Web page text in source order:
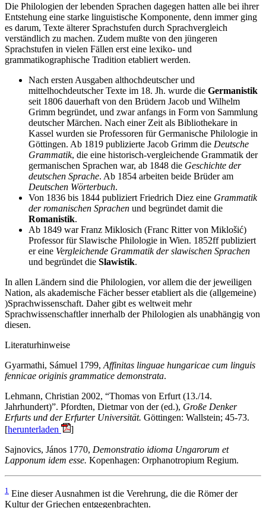
Die Philologien der lebenden Sprachen dagegen hatten alle bei ihrer
Entstehung eine starke linguistische Komponente, denn immer ging
es darum, Texte älterer Sprachstufen durch Sprachvergleich
verständlich zu machen. Zudem mußte von den jüngeren
Sprachstufen in vielen Fällen erst eine lexiko- und
grammatikographische Tradition etabliert werden.
Nach ersten Ausgaben althochdeutscher und
mittelhochdeutscher Texte im 18. Jh. wurde die Germanistik
seit 1806 dauerhaft von den Brüdern Jacob und Wilhelm
Grimm begründet, und zwar anfangs in Form von Sammlung
deutscher Märchen. Nach einer Zeit als Bibliothekare in
Kassel wurden sie Professoren für Germanische Philologie in
Göttingen. Ab 1819 publizierte Jacob Grimm die Deutsche
Grammatik, die eine historisch-vergleichende Grammatik der
germanischen Sprachen war, ab 1848 die Geschichte der
deutschen Sprache. Ab 1854 arbeiten beide Brüder am
Deutschen Wörterbuch.
Von 1836 bis 1844 publiziert Friedrich Diez eine Grammatik
der romanischen Sprachen und begründet damit die
Romanistik.
Ab 1849 war Franz Miklosich (Franc Ritter von Miklošić)
Professor für Slawische Philologie in Wien. 1852ff publiziert
er eine Vergleichende Grammatik der slawischen Sprachen
und begründet die Slawistik.
In allen Ländern sind die Philologien, vor allem die der jeweiligen
Nation, als akademische Fächer besser etabliert als die (allgemeine)
)Sprachwissenschaft. Daher gibt es weltweit mehr
Sprachwissenschaftler innerhalb der Philologien als unabhängig von
diesen.
Literaturhinweise
Gyarmathi, Sámuel 1799, Affinitas linguae hungaricae cum linguis
fennicae originis grammatice demonstrata.
Lehmann, Christian 2002, “Thomas von Erfurt (13./14.
Jahrhundert)”. Pfordten, Dietmar von der (ed.), Große Denker
Erfurts und der Erfurter Universität. Göttingen: Wallstein; 45-73.
[herunterladen
]
Sajnovics, János 1770, Demonstratio idioma Ungarorum et
Lapponum idem esse. Kopenhagen: Orphanotropium Regium.
1 Eine dieser Ausnahmen ist die Verehrung, die die Römer der
Kultur der Griechen entgegenbrachten.